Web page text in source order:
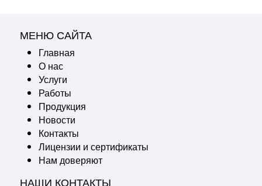
МЕНЮ САЙТА
Главная
О нас
Услуги
Работы
Продукция
Новости
Контакты
Лицензии и сертификаты
Нам доверяют
НАШИ КОНТАКТЫ